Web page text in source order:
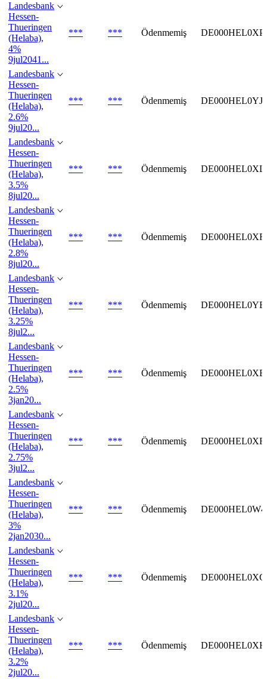
Landesbank
Hessen-
Thueringen
(Helaba),
4%
9jul2041...
*** *** Ödenmemiş
Landesbank
Hessen-
Thueringen
(Helaba),
2.6%
9jul20...
*** *** Ödenmemiş DE000HEL0YJ3
Landesbank
Hessen-
Thueringen
(Helaba),
3.5%
8jul20...
*** *** Ödenmemiş
Landesbank
Hessen-
Thueringen
(Helaba),
2.8%
8jul20...
*** *** Ödenmemiş
Landesbank
Hessen-
Thueringen
(Helaba),
3.25%
8jul2...
*** *** Ödenmemiş
Landesbank
Hessen-
Thueringen
(Helaba),
2.5%
3jan20...
*** *** Ödenmemiş
Landesbank
Hessen-
Thueringen
(Helaba),
2.75%
3jul2...
*** *** Ödenmemiş
Landesbank
Hessen-
Thueringen
(Helaba),
3%
2jan2030...
*** *** Ödenmemiş
Landesbank
Hessen-
Thueringen
(Helaba),
3.1%
2jul20...
*** *** Ödenmemiş
Landesbank
Hessen-
Thueringen
(Helaba),
3.2%
2jul20...
*** *** Ödenmemiş